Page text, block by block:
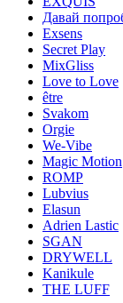
Давай
Exsens
Secret Play
MixGliss
Love to Love
être
Svakom
Orgie
We-Vibe
Magic Motion
ROMP
Lubvius
Elasun
Adrien Lastic
SGAN
DRYWELL
Kanikule
THE LUFF